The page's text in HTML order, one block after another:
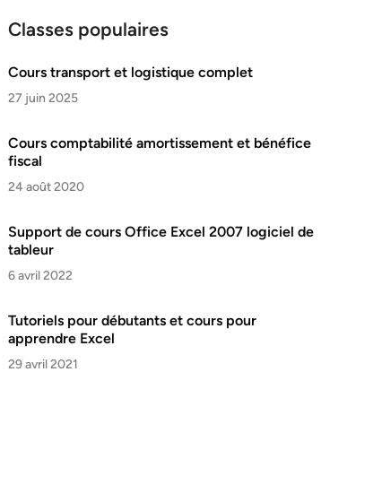
Classes populaires
Cours transport et logistique complet
27 juin 2025
Cours comptabilité amortissement et bénéfice
fiscal
24 août 2020
Support de cours Office Excel 2007 logiciel de
tableur
6 avril 2022
Tutoriels pour débutants et cours pour
apprendre Excel
29 avril 2021